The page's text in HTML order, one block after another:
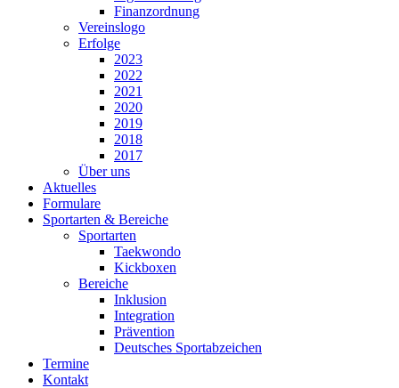
Finanzordnung
Vereinslogo
Erfolge
2023
2022
2021
2020
2019
2018
2017
Über uns
Aktuelles
Formulare
Sportarten & Bereiche
Sportarten
Taekwondo
Kickboxen
Bereiche
Inklusion
Integration
Prävention
Deutsches Sportabzeichen
Termine
Kontakt